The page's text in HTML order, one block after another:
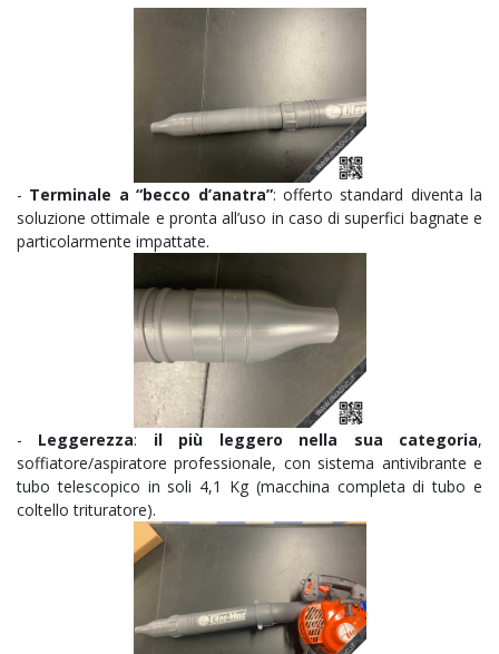
- Terminale a “becco d’anatra”: offerto standard diventa la
soluzione ottimale e pronta all’uso in caso di superfici bagnate e
particolarmente impattate.
- Leggerezza: il più leggero nella sua categoria,
soffiatore/aspiratore professionale, con sistema antivibrante e
tubo telescopico in soli 4,1 Kg (macchina completa di tubo e
coltello trituratore).